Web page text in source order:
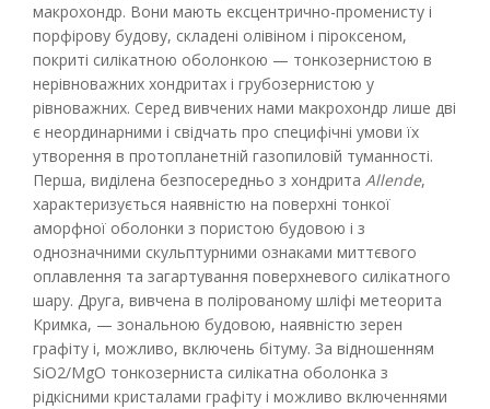
макрохондр. Вони мають ексцентрично-променисту і
порфірову будову, складені олівіном і піроксеном,
покриті силікатною оболонкою — тонкозернистою в
нерівноважних хондритах і грубозернистою у
рівноважних. Серед вивчених нами макрохондр лише дві
є неординарними і свідчать про специфічні умови їх
утворення в протопланетній газопиловій туманності.
Перша, виділена безпосередньо з хондрита Allende,
характеризується наявністю на поверхні тонкої
аморфної оболонки з пористою будовою і з
однозначними скульптурними ознаками миттєвого
оплавлення та загартування поверхневого силікатного
шару. Друга, вивчена в полірованому шліфі метеорита
Кримка, — зональною будовою, наявністю зерен
графіту і, можливо, включень бітуму. За відношенням
SiO2/MgO тонкозерниста силікатна оболонка з
рідкісними кристалами графіту і можливо включеннями